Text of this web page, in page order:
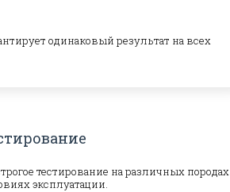
одинаковый результат на всех
тестирование на различных породах
эксплуатации.